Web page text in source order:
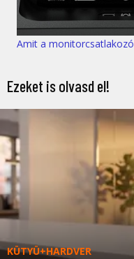
Amit a
Ezeket is olvasd el!
KÜTYÜ+HARDVER